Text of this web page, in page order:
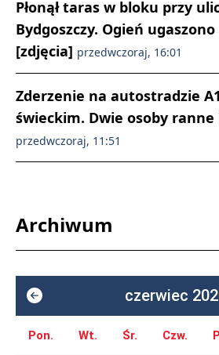
Płonął taras w bloku przy
Bydgoszczy. Ogień
[zdjęcia] przedwczoraj, 16:01
Zderzenie na autostradzie
świeckim. Dwie osoby
przedwczoraj, 11:51
Archiwum
czerwiec
Pon. Wt. Śr. Czw.